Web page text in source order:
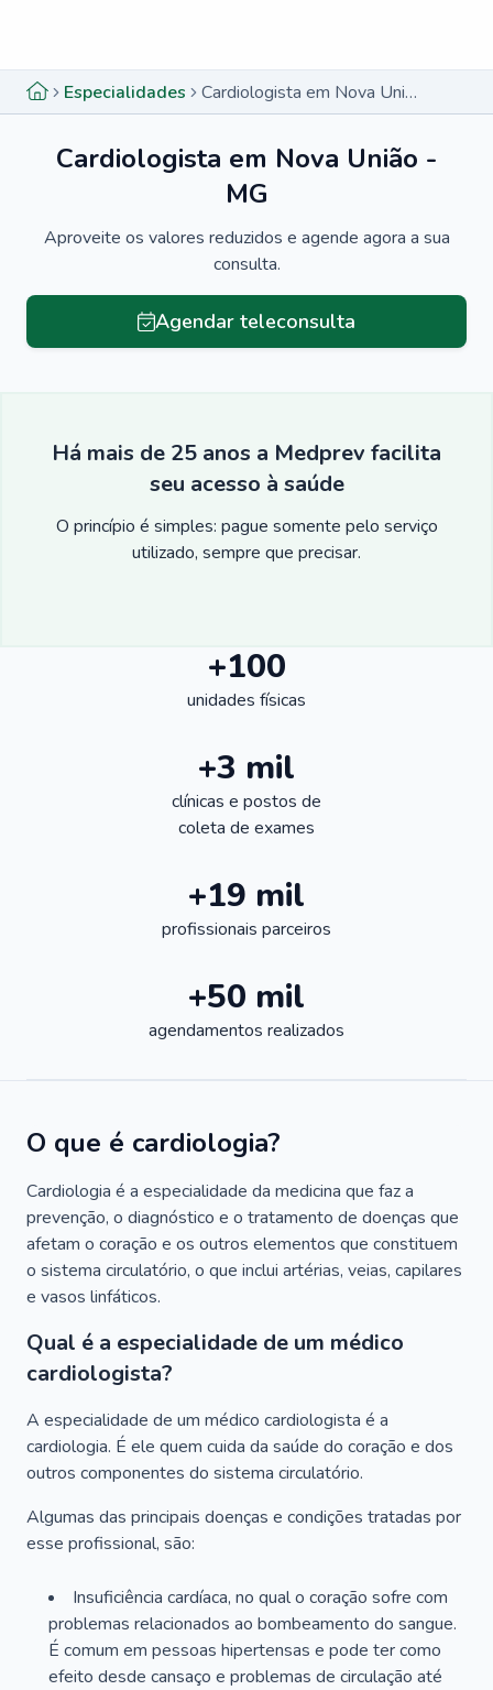
Especialidades Cardiologista em Nova União - MG
Cardiologista em Nova União -
MG
Aproveite os valores reduzidos e agende agora a sua
consulta.
Agendar teleconsulta
Há mais de 25 anos a Medprev facilita
seu acesso à saúde
O princípio é simples: pague somente pelo serviço
utilizado, sempre que precisar.
+100
unidades físicas
+3 mil
clínicas e postos de
coleta de exames
+19 mil
profissionais parceiros
+50 mil
agendamentos realizados
O que é cardiologia?
Cardiologia é a especialidade da medicina que faz a
prevenção, o diagnóstico e o tratamento de doenças que
afetam o coração e os outros elementos que constituem
o sistema circulatório, o que inclui artérias, veias, capilares
e vasos linfáticos.
Qual é a especialidade de um médico
cardiologista?
A especialidade de um médico cardiologista é a
cardiologia. É ele quem cuida da saúde do coração e dos
outros componentes do sistema circulatório.
Algumas das principais doenças e condições tratadas por
esse profissional, são:
Insuficiência cardíaca, no qual o coração sofre com
problemas relacionados ao bombeamento do sangue.
É comum em pessoas hipertensas e pode ter como
efeito desde cansaço e problemas de circulação até